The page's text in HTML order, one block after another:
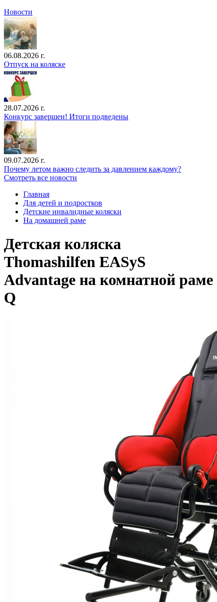
Новости
06.08.2026 г.
Отпуск на коляске
28.07.2026 г.
Конкурс завершен! Итоги подведены
09.07.2026 г.
Почему летом важно следить за давлением каждому?
Смотреть все новости
Главная
Для детей и подростков
Детские инвалидные коляски
На домашней раме
Детская коляска
Thomashilfen EASyS
Advantage на комнатной раме
Q